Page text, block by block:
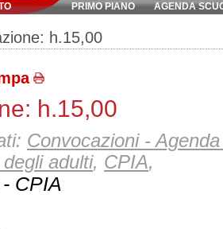
PRIMO PIANO AGENDA
Inserisci parola chiave:
h.15,00
h.15,00
Convocazioni -
adulti, CPIA,
CPIA